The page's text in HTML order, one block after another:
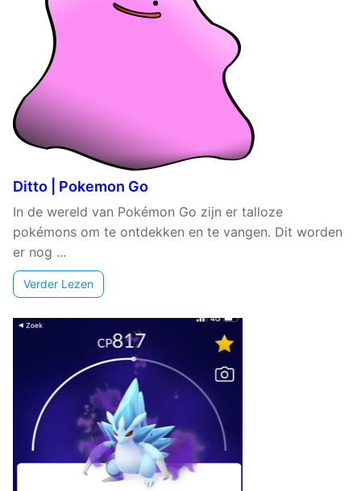
Ditto | Pokemon Go
In de wereld van Pokémon Go zijn er talloze
pokémons om te ontdekken en te vangen. Dit worden
er nog ...
Verder Lezen